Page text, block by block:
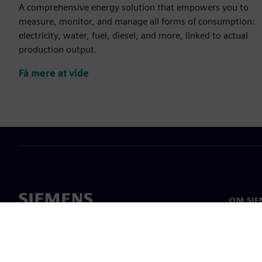
A comprehensive energy solution that empowers you to
measure, monitor, and manage all forms of consumption:
electricity, water, fuel, diesel, and more, linked to actual
production output.
Få mere at vide
OM